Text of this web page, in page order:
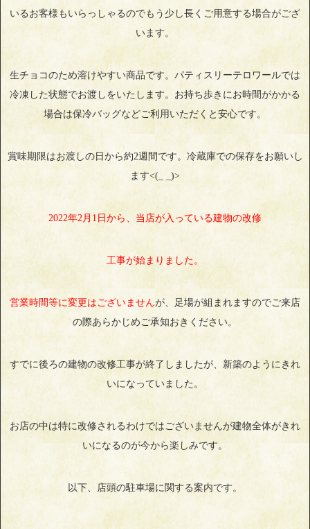
いるお客様もいらっしゃるのでもう少し長くご用意する場合がござ
います。
生チョコのため溶けやすい商品です。パティスリーテロワールでは
冷凍した状態でお渡しをいたします。お持ち歩きにお時間がかかる
場合は保冷バッグなどご利用いただくと安心です。
賞味期限はお渡しの日から約2週間です。冷蔵庫での保存をお願いし
ます<(_ _)>
2022年2月1日から、当店が入っている建物の改修
工事が始まりました。
営業時間等に変更はございませんが、足場が組まれますのでご来店
の際あらかじめご承知おきください。
すでに後ろの建物の改修工事が終了しましたが、新築のようにきれ
いになっていました。
お店の中は特に改修されるわけではございませんが建物全体がきれ
いになるのが今から楽しみです。
以下、店頭の駐車場に関する案内です。